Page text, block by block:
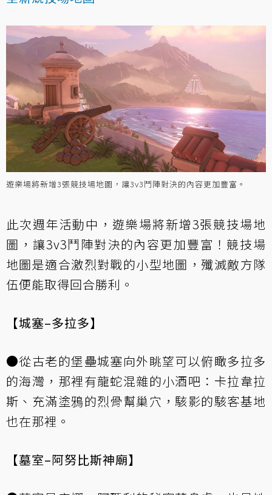
遊樂場將新增3張競技場地圖，讓3v3鬥陣對決的內容更加豐富。
此次週年活動中，遊樂場將新增3張競技場地
圖，讓3v3鬥陣對決的內容更加豐富！競技場
地圖是適合激烈對戰的小型地圖，殲滅敵方隊
伍便能取得回合勝利。
【城塞–多拉多】
●從古老的堡壘城塞向外眺望可以俯瞰多拉多
的海灣，那裡有龍蛇混雜的小酒吧：卡拉韋拉
斯、充滿塗鴉的烈骨幫巢穴，駭影的駭客基地
也在那裡。
【墓室–阿努比斯神廟】